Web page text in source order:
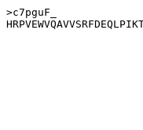
>c7pguF_